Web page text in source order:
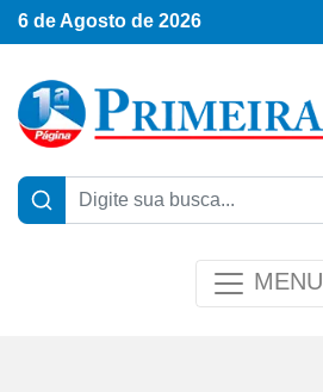
6 de Agosto de 2026
MENU